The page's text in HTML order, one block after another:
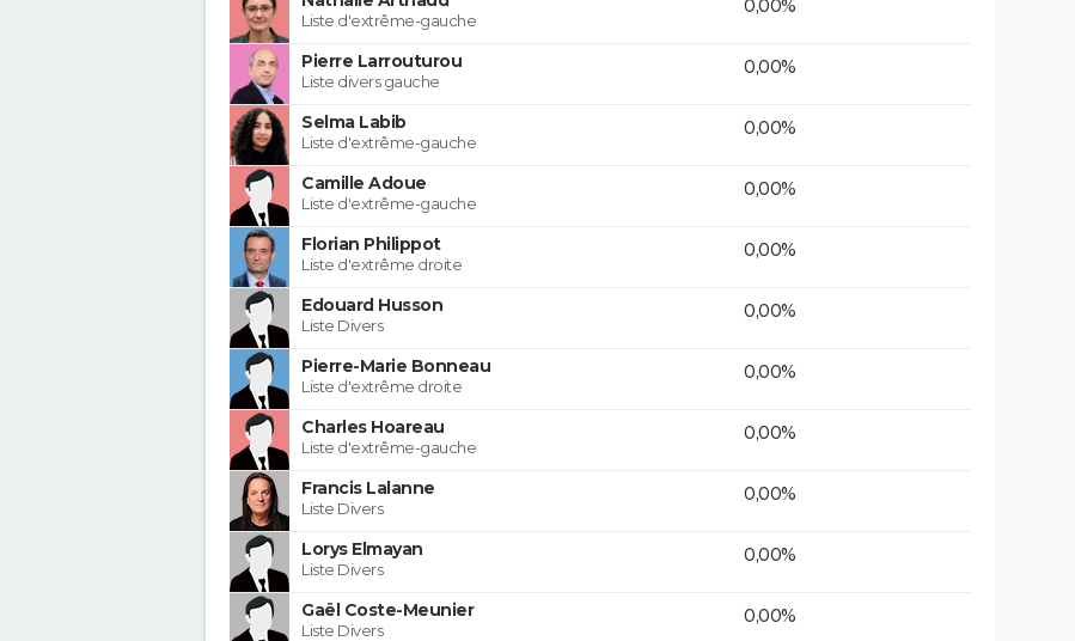
Liste d'extrême-gauche
0,00%
Pierre Larrouturou
Liste divers gauche
0,00%
Selma Labib
Liste d'extrême-gauche
0,00%
Camille Adoue
Liste d'extrême-gauche
0,00%
Florian Philippot
Liste d'extrême droite
0,00%
Edouard Husson
Liste Divers
0,00%
Pierre-Marie Bonneau
Liste d'extrême droite
0,00%
Charles Hoareau
Liste d'extrême-gauche
0,00%
Francis Lalanne
Liste Divers
0,00%
Lorys Elmayan
Liste Divers
0,00%
Gaël Coste-Meunier
Liste Divers
0,00%